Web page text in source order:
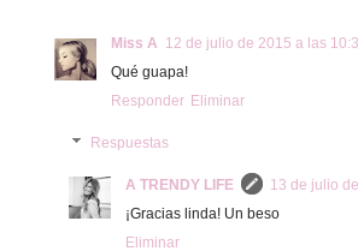
Miss A 12 de julio de 2015 a las
Qué guapa!
Responder Eliminar
Respuestas
A TRENDY LIFE
13 de julio
¡Gracias linda! Un beso
Eliminar